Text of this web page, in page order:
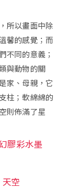
所以畫面中除
馨的感覺；而
不同的意義；
與動物的關
家、母親，它
柱；軟綿綿的
則佈滿了星
膠彩水墨
天空